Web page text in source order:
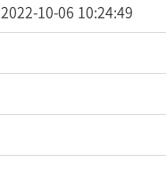
2022-10-06 10:24:49